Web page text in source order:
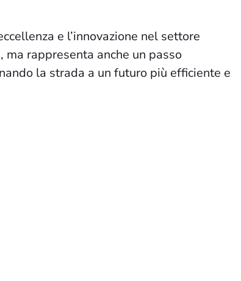
e l’innovazione nel settore
rappresenta anche un passo
la strada a un futuro più efficiente e